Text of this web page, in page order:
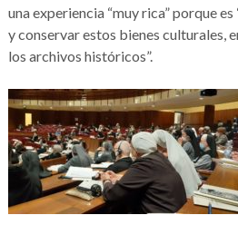
una experiencia “muy rica” porque
y conservar estos bienes culturales,
los archivos históricos”.